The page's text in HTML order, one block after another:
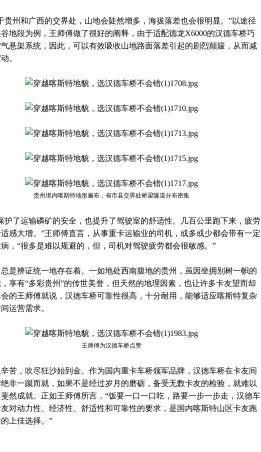
贵州和广西的交界处，山地会陡然增多，海拔落差也会很明显。”以途径
地段为例，王师傅做了很好的阐释，由于适配德龙X6000的汉德车桥巧
悬架系统，因此，可以有效吸收山地路面落差引起的剧烈颠簸，从而减
。
贵州境内喀斯特地形遍布，省市县交界处桥梁隧道分布密集
护了运输磷矿的安全，也提升了驾驶室的舒适性。几百公里跑下来，疲劳
感大增。”王师傅直言，从事重卡运输业的司机，或多或少都会带有一定
，“很多是难以规避的，但，司机对驾驶疲劳都会很敏感。”
是辨证统一地存在着。一如地处西南腹地的贵州，虽因坐拥别树一帜的
享有“多彩贵州”的传世美誉，但天然的地理因素，也让许多卡友望而却
的王师傅就说，汉德车桥可靠性很高，十分耐用，能够适应喀斯特复杂
运营需求。
王师傅为汉德车桥点赞
苦，吹尽狂沙始到金。作为国内重卡车桥领军品牌，汉德车桥在卡友间
非一蹴而就，如果不是经过岁月的磨砺，备受无数卡友的检验，就难以
然成就。正如王师傅所言，“饭要一口一口吃，路要一步一步走，汉德车
对动力性、经济性、舒适性和可靠性的要求，是国内喀斯特山区卡友跑
上佳选择。”